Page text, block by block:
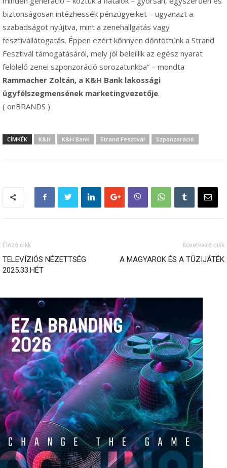
biztonságosan intézhessék pénzügyeiket – ugyanazt a
szabadságot nyújtva, mint a zenehallgatás vagy
fesztivállátogatás. Éppen ezért könnyen döntöttünk a Strand
Fesztivál támogatásáról, mely jól beleillik az egész nyarat
felölelő zenei szponzoráció sorozatunkba” – mondta
Rammacher Zoltán, a K&H Bank lakossági
ügyfélszegmensének marketingvezetője.
( onBRANDS )
CÍMKÉK K&H K&H Bank Strand Fesztivál Szponzoráció
Előző cikk
TELEVÍZIÓS NÉZETTSÉG
2025.33.HÉT
Következő cikk
A MAGYAROK ÉS A TŰZIJÁTÉK